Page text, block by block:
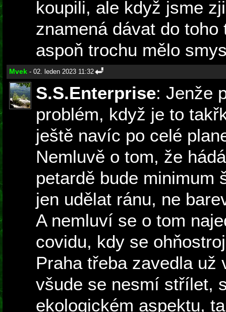
koupili, ale když jsme
znamená dávat do
aspoň trochu mělo
Mvek - 02. leden 2023 11:32
S.S.Enterprise: Jenže
problém, když je to
ještě navíc po celé
Nemluvě o tom, že
petardě bude minimum
jen udělat ránu, ne
A nemluví se o tom
covidu, kdy se
Praha třeba zavedla už
všude se nesmí střílet,
ekologickém aspektu,